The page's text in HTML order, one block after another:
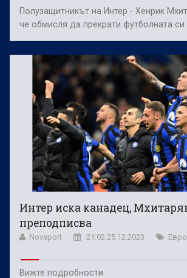
Полузащитникът на Интер - Хенрик
че обмисля да прекрати футболната си
Интер иска канадец,
преподписва
Novsport 21:02 25.12.2023
Вижте подробности